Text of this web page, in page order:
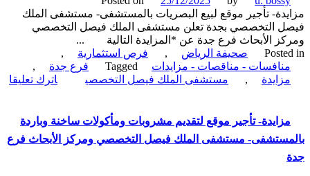
السفر
والسياحة-
مستشفى
الملك
فيصل
التخصصي
ومركز
تأجير موقع لبيع البصريات بالمستشفى- مستشفى الملك
التخصصي بجدة تعلن مستشفى الملك فيصل التخصصي
الأبحاث فرع جدة عن *المزايدة التالية ...
صحيفة الرياض , فرص استثمارية
,
- مناقصات - مزايدات
Tagged فرع جدة
,
, مستشفى الملك فيصل التخصصي اترك تعليقا
تأجير موقع لتقديم مشروبات ومأكولات ساخنة وباردة
مستشفى الملك فيصل التخصصي ومركز الأبحاث فرع